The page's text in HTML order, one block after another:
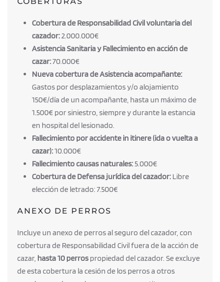
Cobertura de Responsabilidad Civil voluntaria del
cazador:2.000.000€
Asistencia Sanitaria y Fallecimiento en acción de
cazar:70.000€
Nueva cobertura de Asistencia acompañante:
Gastos por desplazamientos y/o alojamiento
150€/día de un acompañante, hasta un máximo de
1.500€ por siniestro, siempre y durante la estancia
en hospital del lesionado.
Fallecimiento por accidente in itinere (ida o vuelta a
cazar):10.000€
Fallecimiento causas naturales:5.000€
Cobertura de Defensa jurídica del cazador: Libre
elección de letrado: 7.500€
ANEXO DE PERROS
Incluye un anexo de perros al seguro del cazador, con
cobertura de Responsabilidad Civil fuera de la acción de
cazar, hasta 10 perros propiedad del cazador. Se excluye
de esta cobertura la cesión de los perros a otros